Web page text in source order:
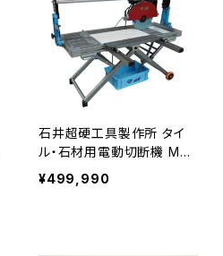
石井超硬工具製作所 タイ
ル・石材用電動切断機 Max
12-m650 マックスシリーズ
305mmダイヤ刃タイプ 切
¥499,990